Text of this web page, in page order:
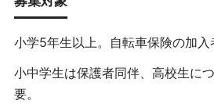
小学5年生以上。自転車保険の加入
小中学生は保護者同伴、高校生に
要。